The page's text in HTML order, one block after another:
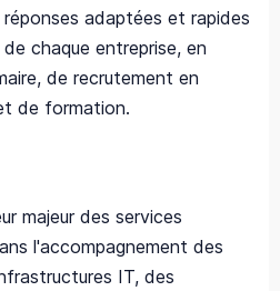
adaptées et rapides
chaque entreprise, en
de recrutement en
de formation.
majeur des services
l'accompagnement des
IT, des